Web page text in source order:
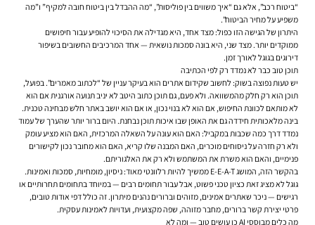
“ביטוח רכב”, אלא גם “איך משווים בין פוליסות”, “מה ההבדל בין ביטוח חובה למקיף” ו”מה
משפיע על מחיר הביטוח”.
היתרון של הגישה הזו כפול: מצד אחד, היא מגדילה את הסיכוי להופיע עבור חיפושים
ממוקדים יותר. מצד שני, היא בונה סמכות נושאית — אחד המרכיבים החשובים בשיפור
דירוגים בגוגל לאורך זמן.
תוכן טוב כבר לא נמדד רק לפי הכתיבה
יש טעות נפוצה בשוק: לחשוב שקידום אתרים הוא בעיקר עניין של “לכתוב מאמרים”. בפועל,
תוכן הוא רק חלק מהמשוואה. ולא פעם, גם תוכן כתוב היטב לא יניב תנועה אורגנית אם הוא
לא מותאם לכוונת החיפוש, אם הוא לא בנוי נכון, או אם הוא יושב באתר חלש מבחינה טכנית.
בינה מלאכותית חידדה גם את האופן שבו איכות תוכן נבחנת. היום ברור יותר שהערך של עמוד
נמדד דרך כמה שכבות במקביל: האם הוא עונה על השאלה המרכזית, האם הוא מציע עומק
ולא רק חזרה על ניסוחים מוכרים, האם המבנה שלו קריא, האם הוא מחובר נכון לקישורים
פנימיים, והאם הוא משרת את המשתמש ולא רק את האלגוריתם.
בהקשר הזה, המושג E-E-A-T ממשיך להיות רלוונטי מאוד: ניסיון, מומחיות, סמכות ואמינות.
גוגל לא מציג זאת כציון טכני פשוט, אבל עבור תחומים רבים — במיוחד בתחומים תחרותיים או
רגישים — ניכר שאתרים אמינים, מזוהים וברורים נהנים מיתרון. זה כולל דפי אודות טובים,
פרטי יצירת קשר ברורים, מחבר מזוהה, שפה מקצועית, ועדויות לאמינות עסקית.
מה כלים מבוססי AI כן עושים טוב — ומה לא